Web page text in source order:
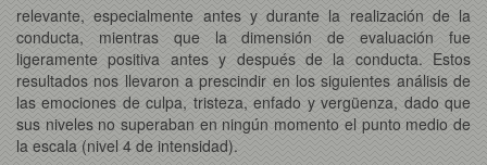
relevante, especialmente antes y durante la realización de la
conducta, mientras que la dimensión de evaluación fue
ligeramente positiva antes y después de la conducta. Estos
resultados nos llevaron a prescindir en los siguientes análisis de
las emociones de culpa, tristeza, enfado y vergüenza, dado que
sus niveles no superaban en ningún momento el punto medio de
la escala (nivel 4 de intensidad).